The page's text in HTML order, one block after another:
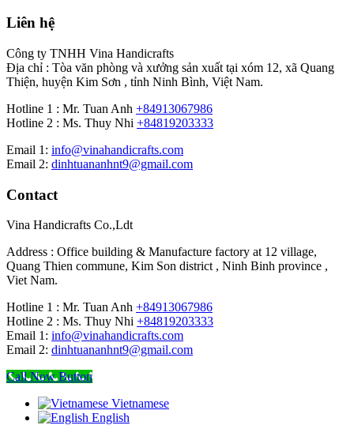
Liên hệ
Công ty TNHH Vina Handicrafts
Địa chỉ : Tòa văn phòng và xưởng sản xuất tại xóm 12, xã Quang
Thiện, huyện Kim Sơn , tỉnh Ninh Bình, Việt Nam.
Hotline 1 : Mr. Tuan Anh +84913067986
Hotline 2 : Ms. Thuy Nhi +84819203333
Email 1: info@vinahandicrafts.com
Email 2: dinhtuananhnt9@gmail.com
Contact
Vina Handicrafts Co.,Ldt
Address : Office building & Manufacture factory at 12 village,
Quang Thien commune, Kim Son district , Ninh Binh province ,
Viet Nam.
Hotline 1 : Mr. Tuan Anh +84913067986
Hotline 2 : Ms. Thuy Nhi +84819203333
Email 1: info@vinahandicrafts.com
Email 2: dinhtuananhnt9@gmail.com
Call Now Button
Vietnamese
English